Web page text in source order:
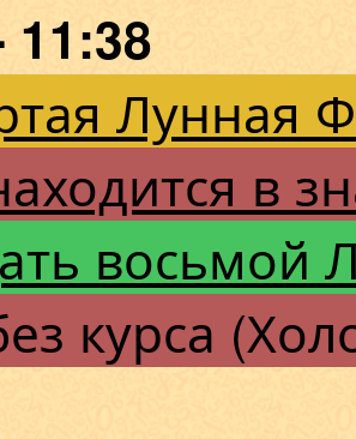
11:38
Лунная
в
восьмой
курса